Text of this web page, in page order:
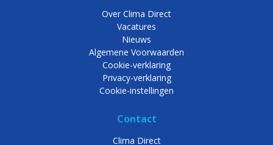
Over Clima Direct
Vacatures
Nieuws
Algemene Voorwaarden
Cookie-verklaring
Privacy-verklaring
Cookie-instellingen
Contact
Clima Direct